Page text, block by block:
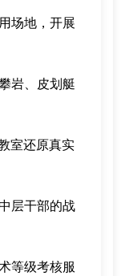
场地，开展
岩、皮划艇
室还原真实
层干部的战
等级考核服